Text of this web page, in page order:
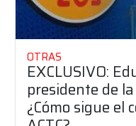
OTRAS
EXCLUSIVO:
presidente de la
¿Cómo sigue el